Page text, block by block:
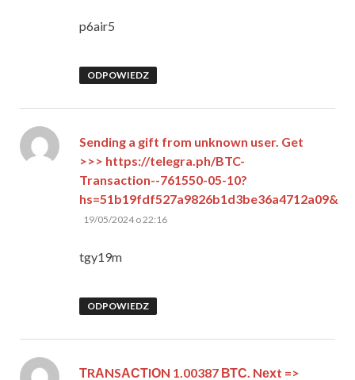
p6air5
ODPOWIEDZ
Sending a gift from unknown user. Get
>>> https://telegra.ph/BTC-
Transaction--761550-05-10?
hs=51b19fdf527a9826b1d3be36a4712a09&
pisze:
19/05/2024 o 22:16
tgy19m
ODPOWIEDZ
ТRАNSАСТIОN 1.00387 ВТС. Nехt =>